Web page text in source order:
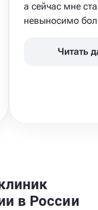
а сейчас мне
невыносимо
Читать
в России